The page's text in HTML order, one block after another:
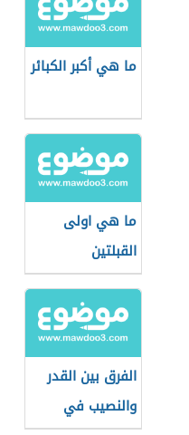
ما هي أكبر الكبائر
ما هي اولى
القبلتين
الفرق بين القدر
والنصيب في